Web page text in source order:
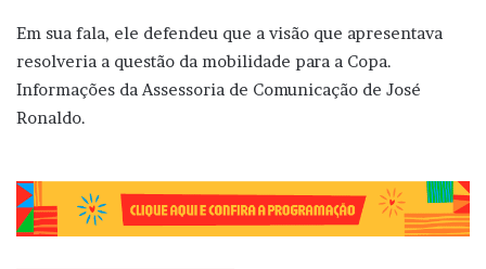
Em sua fala, ele defendeu que a visão que apresentava
resolveria a questão da mobilidade para a Copa.
Informações da Assessoria de Comunicação de José
Ronaldo.